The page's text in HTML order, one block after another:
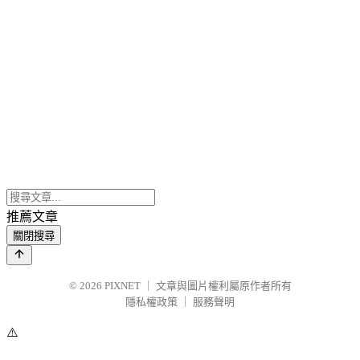
推薦文章
關閉搜尋
© 2026 PIXNET
文章與圖片權利屬原作者所有
隱私權政策
服務聲明
⚠️